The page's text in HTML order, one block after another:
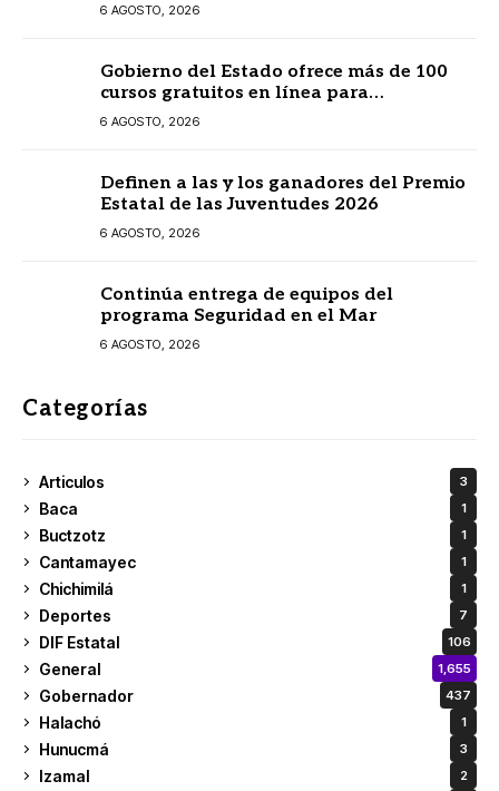
6 AGOSTO, 2026
Gobierno del Estado ofrece más de 100
cursos gratuitos en línea para
prestadores turísticos
6 AGOSTO, 2026
Definen a las y los ganadores del Premio
Estatal de las Juventudes 2026
6 AGOSTO, 2026
Continúa entrega de equipos del
programa Seguridad en el Mar
6 AGOSTO, 2026
Categorías
Articulos 3
Baca 1
Buctzotz 1
Cantamayec 1
Chichimilá 1
Deportes 7
DIF Estatal 106
General 1,655
Gobernador 437
Halachó 1
Hunucmá 3
Izamal 2